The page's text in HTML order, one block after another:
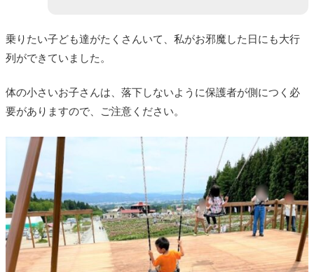
乗りたい子ども達がたくさんいて、私がお邪魔した日にも大行
列ができていました。
体の小さいお子さんは、落下しないように保護者が側につく必
要がありますので、ご注意ください。